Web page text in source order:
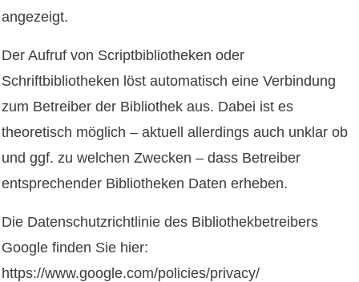
angezeigt.
Der Aufruf von Scriptbibliotheken oder
Schriftbibliotheken löst automatisch eine Verbindung
zum Betreiber der Bibliothek aus. Dabei ist es
theoretisch möglich – aktuell allerdings auch unklar ob
und ggf. zu welchen Zwecken – dass Betreiber
entsprechender Bibliotheken Daten erheben.
Die Datenschutzrichtlinie des Bibliothekbetreibers
Google finden Sie hier:
https://www.google.com/policies/privacy/